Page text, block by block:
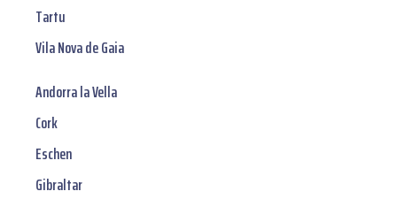
Tartu
Vila Nova de Gaia
Andorra la Vella
Cork
Eschen
Gibraltar